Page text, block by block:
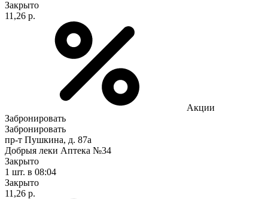
Закрыто
11,26 р.
Акции
Забронировать
Забронировать
пр-т Пушкина, д. 87а
Добрыя леки Аптека №34
Закрыто
1 шт. в 08:04
Закрыто
11,26 р.